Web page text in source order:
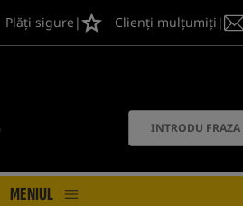
Plăți sigure | Clienți mulțumiți |
MENIUL